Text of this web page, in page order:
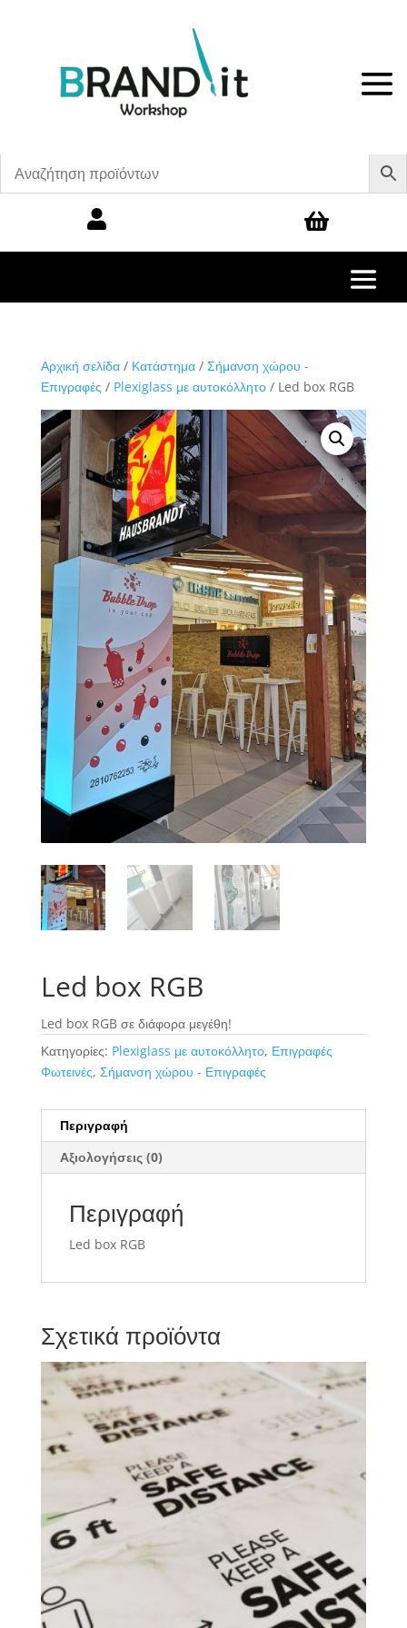
 
Αρχική σελίδα/ Κατάστημα/ Σήμανση χώρου -
Επιγραφές / Plexiglass με αυτοκόλλητο/ Led box RGB
Led box RGB
Led box RGB σε διάφορα μεγέθη!
Κατηγορίες: Plexiglass με αυτοκόλλητο, Επιγραφές
Φωτεινές, Σήμανση χώρου - Επιγραφές
Περιγραφή
Αξιολογήσεις (0)
Περιγραφή
Led box RGB
Σχετικά προϊόντα